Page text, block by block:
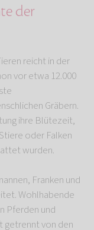
der
reicht in der
vor etwa 12.000
Gräbern.
ihre Blütezeit,
oder Falken
wurden.
Franken und
Wohlhabende
Pferden und
getrennt von den